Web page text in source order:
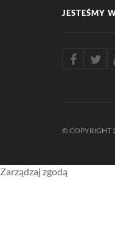
JESTEŚMY
© COPYRIGHT
Zarządzaj zgodą